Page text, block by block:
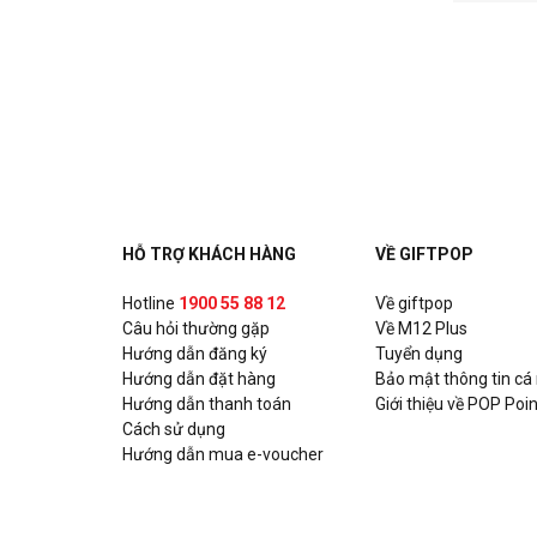
HỖ TRỢ KHÁCH HÀNG
Hotline 1900 55 88 12
Câu hỏi thường gặp
Hướng dẫn đăng ký
Hướng dẫn đặt hàng
Hướng dẫn thanh toán
Cách sử dụng
Hướng dẫn mua e-voucher
VỀ GIFTPOP
Về giftpop
Về M12 Plus
Tuyển dụng
Bảo mật thông tin cá
Giới thiệu về POP